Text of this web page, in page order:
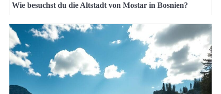
Wie besuchst du die Altstadt von Mostar in Bosnien?